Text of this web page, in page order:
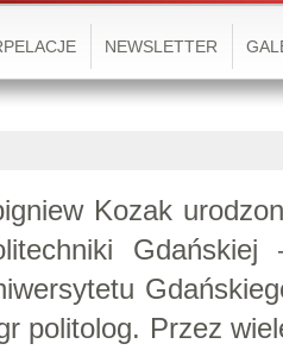
NEWSLETTER
Kozak
politolog. Przez